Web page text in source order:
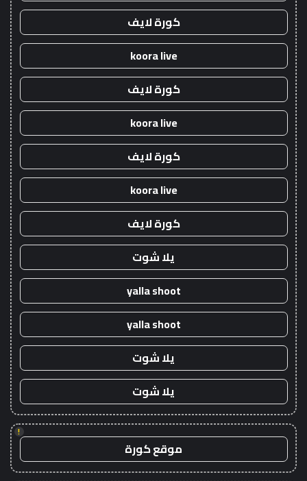
كورة لايف
koora live
كورة لايف
koora live
كورة لايف
koora live
كورة لايف
يلا شوت
yalla shoot
yalla shoot
يلا شوت
يلا شوت
!
موقع كورة